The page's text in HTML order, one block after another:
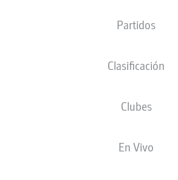
Partidos
Clasificación
Clubes
En Vivo